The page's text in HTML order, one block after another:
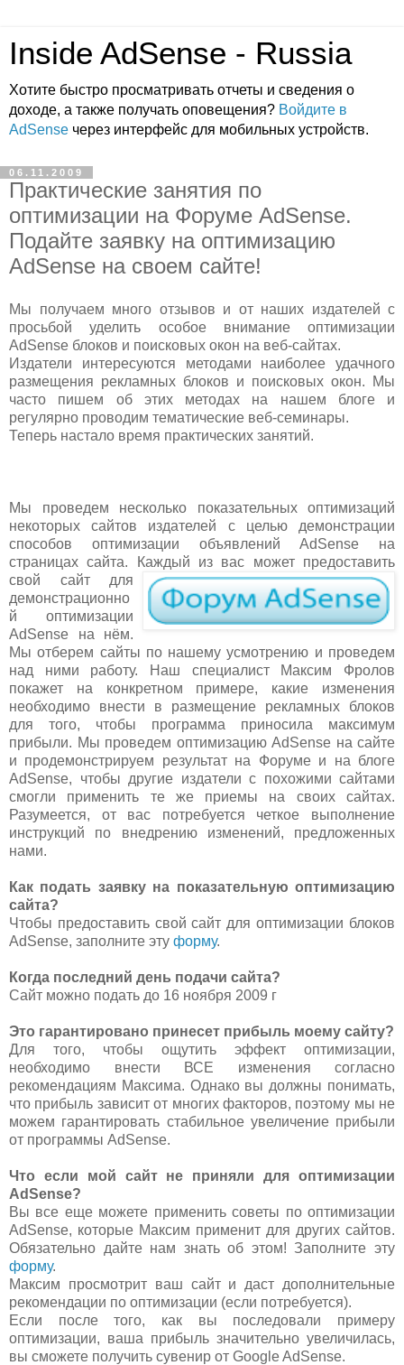
Inside AdSense - Russia
Хотите быстро просматривать отчеты и сведения о
доходе, а также получать оповещения? Войдите в
AdSense через интерфейс для мобильных устройств.
06.11.2009
Практические занятия по
оптимизации на Форуме AdSense.
Подайте заявку на оптимизацию
AdSense на своем сайте!
Мы получаем много отзывов и от наших издателей с
просьбой уделить особое внимание оптимизации
AdSense блоков и поисковых окон на веб-сайтах.
Издатели интересуются методами наиболее удачного
размещения рекламных блоков и поисковых окон. Мы
часто пишем об этих методах на нашем блоге и
регулярно проводим тематические веб-семинары.
Теперь настало время практических занятий.
Мы проведем несколько показательных оптимизаций
некоторых сайтов издателей с целью демонстрации
способов оптимизации объявлений AdSense на
страницах сайта. Каждый из вас может предоставить
свой сайт для
демонстрационно
й оптимизации
AdSense на нём.
Мы отберем сайты по нашему усмотрению и проведем
над ними работу. Наш специалист Максим Фролов
покажет на конкретном примере, какие изменения
необходимо внести в размещение рекламных блоков
для того, чтобы программа приносила максимум
прибыли. Мы проведем оптимизацию AdSense на сайте
и продемонстрируем результат на Форуме и на блоге
AdSense, чтобы другие издатели с похожими сайтами
смогли применить те же приемы на своих сайтах.
Разумеется, от вас потребуется четкое выполнение
инструкций по внедрению изменений, предложенных
нами.
Как подать заявку на показательную оптимизацию
сайта?
Чтобы предоставить свой сайт для оптимизации блоков
AdSense, заполните эту форму.
Когда последний день подачи сайта?
Сайт можно подать до 16 ноября 2009 г
Это гарантировано принесет прибыль моему сайту?
Для того, чтобы ощутить эффект оптимизации,
необходимо внести ВСЕ изменения согласно
рекомендациям Максима. Однако вы должны понимать,
что прибыль зависит от многих факторов, поэтому мы не
можем гарантировать стабильное увеличение прибыли
от программы AdSense.
Что если мой сайт не приняли для оптимизации
AdSense?
Вы все еще можете применить советы по оптимизации
AdSense, которые Максим применит для других сайтов.
Обязательно дайте нам знать об этом! Заполните эту
форму.
Максим просмотрит ваш сайт и даст дополнительные
рекомендации по оптимизации (если потребуется).
Если после того, как вы последовали примеру
оптимизации, ваша прибыль значительно увеличилась,
вы сможете получить сувенир от Google AdSense.